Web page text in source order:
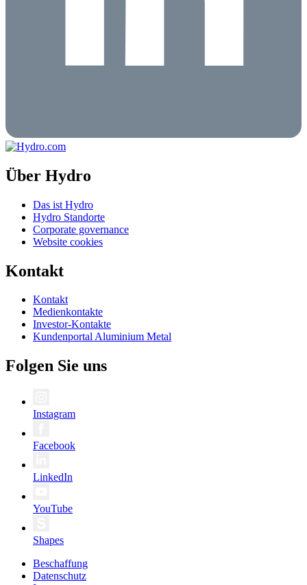
Über Hydro
Das ist Hydro
Hydro Standorte
Corporate governance
Website cookies
Kontakt
Kontakt
Medienkontakte
Investor-Kontakte
Kundenportal Aluminium Metal
Folgen Sie uns
Instagram
Facebook
LinkedIn
YouTube
Shapes
Beschaffung
Datenschutz